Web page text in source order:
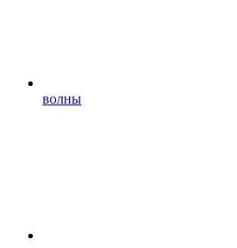
волны